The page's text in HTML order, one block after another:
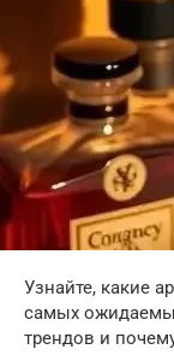
Узнайте, какие
самых
трендов и